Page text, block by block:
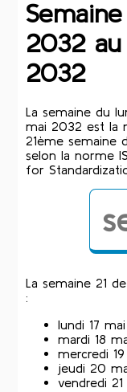
2032
2032
La semaine du
mai 2032 est la
21ème semaine
selon la norme
for
La semaine 21
:
lundi 17
mardi 18
mercredi
jeudi 20
vendredi